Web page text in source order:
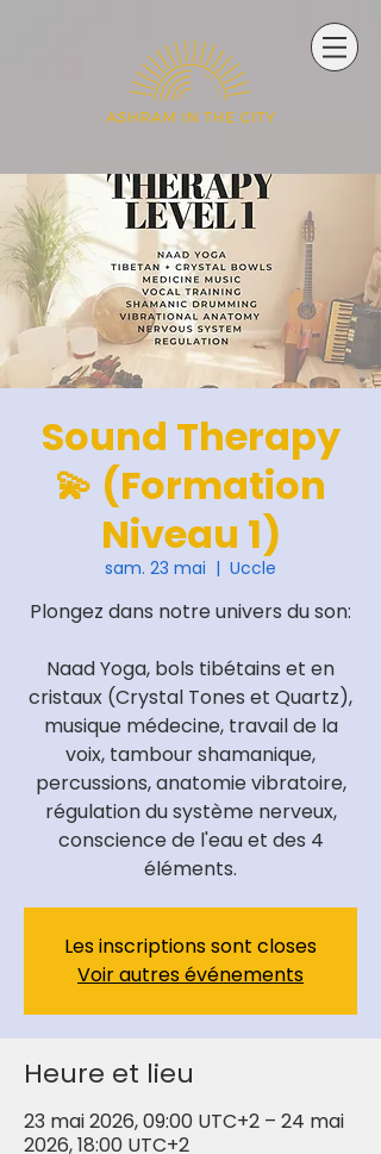
Sound Therapy
💫 (Formation
Niveau 1)
sam. 23 mai
  |
Uccle
Plongez dans notre univers du son:
Naad Yoga, bols tibétains et en
cristaux (Crystal Tones et Quartz),
musique médecine, travail de la
voix, tambour shamanique,
percussions, anatomie vibratoire,
régulation du système nerveux,
conscience de l'eau et des 4
éléments.
Les inscriptions sont closes
Voir autres événements
Heure et lieu
23 mai 2026, 09:00 UTC+2 – 24 mai
2026, 18:00 UTC+2